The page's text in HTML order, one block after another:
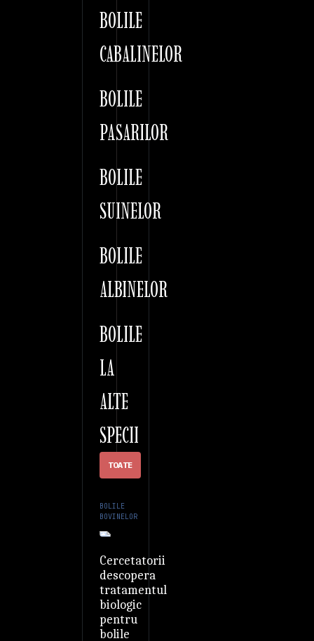
BOLILE
CABALINELOR
BOLILE
PASARILOR
BOLILE
SUINELOR
BOLILE
ALBINELOR
BOLILE
LA
ALTE
SPECII
TOATE
BOLILE
BOVINELOR
Cercetatorii
descopera
tratamentul
biologic
pentru
bolile